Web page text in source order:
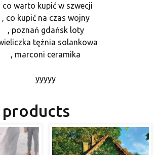
co warto kupić w szwecji
, co kupić na czas wojny
, poznań gdańsk loty
tężnia solankowa
, marconi ceramika
yyyyy